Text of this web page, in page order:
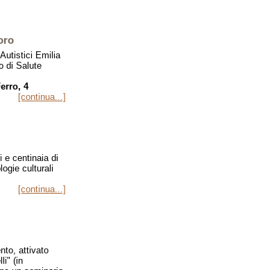
Emilia
di Salute
4
[continua...]
e centinaia di
culturali
[continua...]
attivato
(in